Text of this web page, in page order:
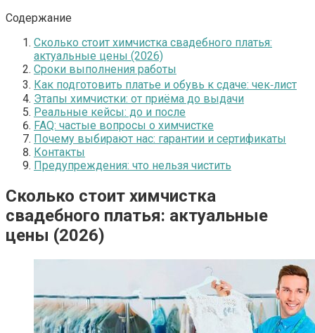
Содержание
Сколько стоит химчистка свадебного платья:
актуальные цены (2026)
Сроки выполнения работы
Как подготовить платье и обувь к сдаче: чек‑лист
Этапы химчистки: от приёма до выдачи
Реальные кейсы: до и после
FAQ: частые вопросы о химчистке
Почему выбирают нас: гарантии и сертификаты
Контакты
Предупреждения: что нельзя чистить
Сколько стоит химчистка
свадебного платья: актуальные
цены (2026)